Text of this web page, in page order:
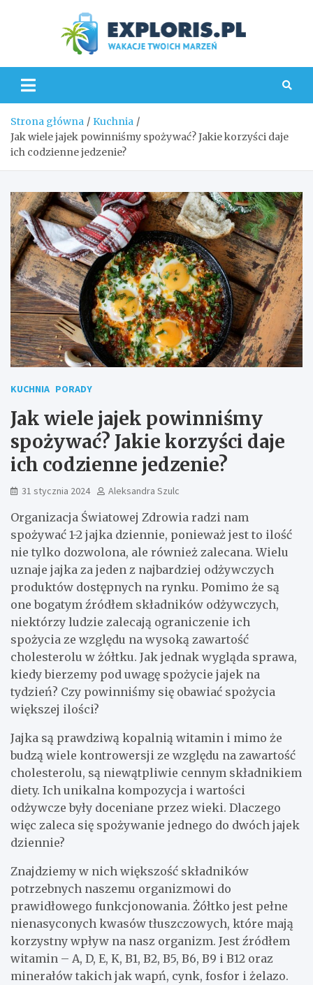
Strona główna
Kuchnia
Jak wiele jajek powinniśmy spożywać? Jakie korzyści daje
ich codzienne jedzenie?
KUCHNIA PORADY
Jak wiele jajek powinniśmy
spożywać? Jakie korzyści daje
ich codzienne jedzenie?
31 stycznia 2024 Aleksandra Szulc
Organizacja Światowej Zdrowia radzi nam
spożywać 1-2 jajka dziennie, ponieważ jest to ilość
nie tylko dozwolona, ale również zalecana. Wielu
uznaje jajka za jeden z najbardziej odżywczych
produktów dostępnych na rynku. Pomimo że są
one bogatym źródłem składników odżywczych,
niektórzy ludzie zalecają ograniczenie ich
spożycia ze względu na wysoką zawartość
cholesterolu w żółtku. Jak jednak wygląda sprawa,
kiedy bierzemy pod uwagę spożycie jajek na
tydzień? Czy powinniśmy się obawiać spożycia
większej ilości?
Jajka są prawdziwą kopalnią witamin i mimo że
budzą wiele kontrowersji ze względu na zawartość
cholesterolu, są niewątpliwie cennym składnikiem
diety. Ich unikalna kompozycja i wartości
odżywcze były doceniane przez wieki. Dlaczego
więc zaleca się spożywanie jednego do dwóch jajek
dziennie?
Znajdziemy w nich większość składników
potrzebnych naszemu organizmowi do
prawidłowego funkcjonowania. Żółtko jest pełne
nienasyconych kwasów tłuszczowych, które mają
korzystny wpływ na nasz organizm. Jest źródłem
witamin – A, D, E, K, B1, B2, B5, B6, B9 i B12 oraz
minerałów takich jak wapń, cynk, fosfor i żelazo.